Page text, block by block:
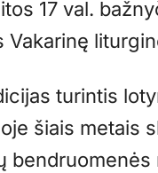
17 val.
Vakarinę
turintis
šiais metais